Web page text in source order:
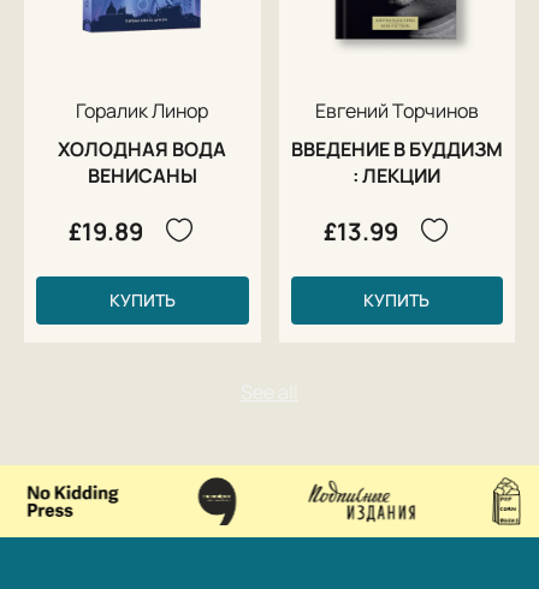
Горалик Линор
ХОЛОДНАЯ ВОДА
ВЕНИСАНЫ
£19.89
КУПИТЬ
Евгений Торчинов
ВВЕДЕНИЕ В БУДДИЗМ
: ЛЕКЦИИ
£13.99
КУПИТЬ